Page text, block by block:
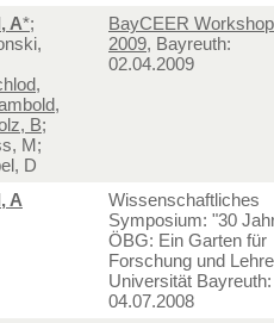
A*;
B;
M;
D
BayCEER Workshop
2009, Bayreuth:
02.04.2009
A
Wissenschaftliches
Symposium: "30
ÖBG: Ein Garten für
Forschung und
Universität Bayreuth:
04.07.2008